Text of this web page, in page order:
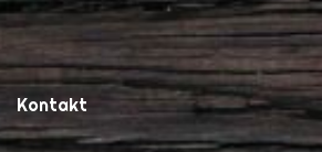
Kontakt